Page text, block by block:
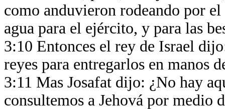
como anduvieron rodeando por
agua para el ejército, y para las
3:10 Entonces el rey de Israel
reyes para entregarlos en manos
3:11 Mas Josafat dijo: ¿No hay
consultemos a Jehová por medio